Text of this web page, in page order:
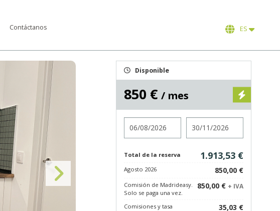
Contáctanos ES
Disponible
850 € / mes
Total de la reserva 1.913,53 €
Agosto 2026 850,00 €
Comisión de Madrideasy.
Solo se paga una vez.
850,00 € + IVA
Comisiones y tasa
35,03 €